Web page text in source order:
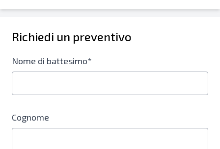
Richiedi un preventivo
Nome di battesimo*
Cognome